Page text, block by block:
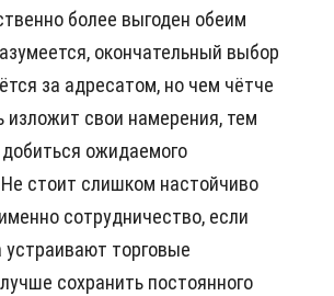
более выгоден обеим
окончательный выбор
за адресатом, но чем чётче
изложит свои намерения, тем
ожидаемого
Не стоит слишком настойчиво
сотрудничество, если
устраивают торговые
сохранить постоянного